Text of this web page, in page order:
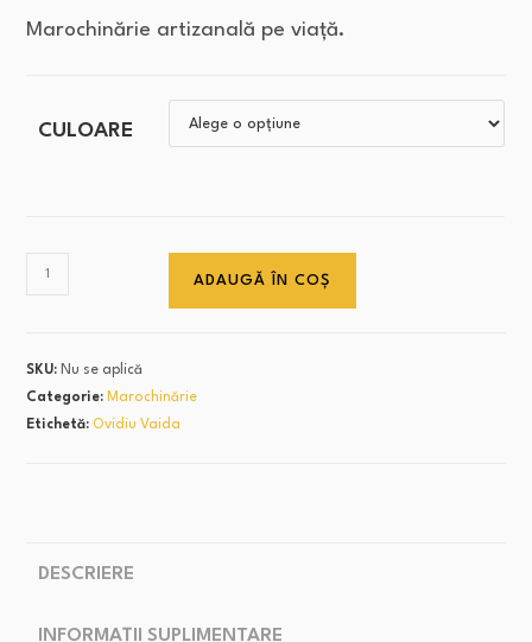
Marochinărie artizanală pe viață.
CULOARE
ADAUGĂ ÎN COȘ
SKU: Nu se aplică
Categorie: Marochinărie
Etichetă: Ovidiu Vaida
DESCRIERE
INFORMAȚII SUPLIMENTARE